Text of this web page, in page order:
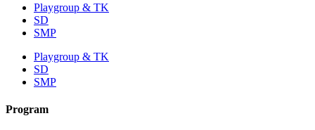
Playgroup & TK
SD
SMP
Playgroup & TK
SD
SMP
Program